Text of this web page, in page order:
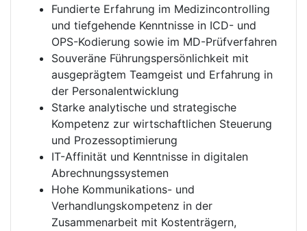
Fundierte Erfahrung im Medizincontrolling
und tiefgehende Kenntnisse in ICD- und
OPS-Kodierung sowie im MD-Prüfverfahren
Souveräne Führungspersönlichkeit mit
ausgeprägtem Teamgeist und Erfahrung in
der Personalentwicklung
Starke analytische und strategische
Kompetenz zur wirtschaftlichen Steuerung
und Prozessoptimierung
IT-Affinität und Kenntnisse in digitalen
Abrechnungssystemen
Hohe Kommunikations- und
Verhandlungskompetenz in der
Zusammenarbeit mit Kostenträgern,